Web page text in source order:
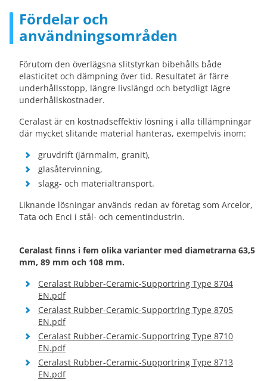
Fördelar och
användningsområden
Förutom den överlägsna slitstyrkan bibehålls både
elasticitet och dämpning över tid. Resultatet är färre
underhållsstopp, längre livslängd och betydligt lägre
underhållskostnader.
Ceralast är en kostnadseffektiv lösning i alla tillämpningar
där mycket slitande material hanteras, exempelvis inom:
gruvdrift (järnmalm, granit),
glasåtervinning,
slagg- och materialtransport.
Liknande lösningar används redan av företag som Arcelor,
Tata och Enci i stål- och cementindustrin.
Ceralast finns i fem olika varianter med diametrarna 63,5
mm, 89 mm och 108 mm.
Ceralast Rubber-Ceramic-Supportring Type 8704
EN.pdf
Ceralast Rubber-Ceramic-Supportring Type 8705
EN.pdf
Ceralast Rubber-Ceramic-Supportring Type 8710
EN.pdf
Ceralast Rubber-Ceramic-Supportring Type 8713
EN.pdf